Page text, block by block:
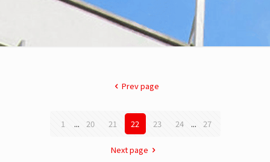
Prev page
1 ... 20 21 22 23 24 ... 27
Next page